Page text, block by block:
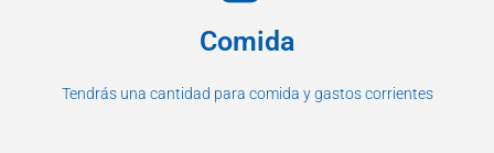
Comida
Tendrás una cantidad para comida y gastos corrientes